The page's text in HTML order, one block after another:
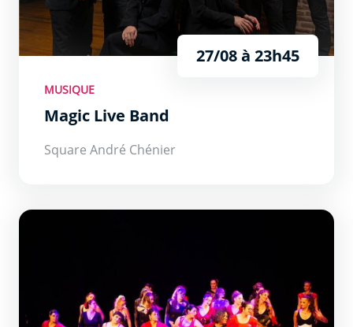
27/08 à 23h45
MUSIQUE
Magic Live Band
Square André Chénier
La Murietta